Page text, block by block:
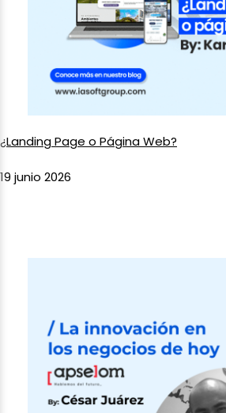
¿Landing Page o Página Web?
19 junio 2026